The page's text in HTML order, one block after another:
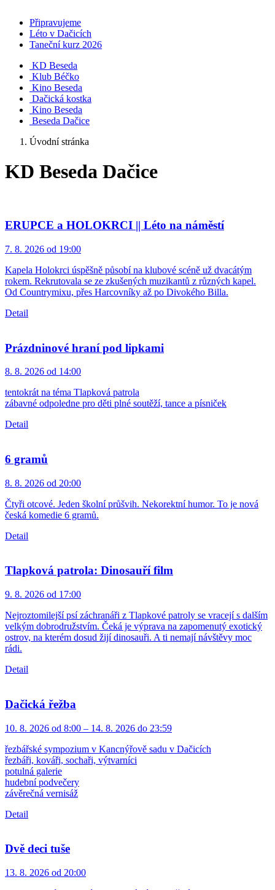
Připravujeme
Léto v Dačicích
Taneční kurz 2026
KD Beseda
Klub Béčko
Kino Beseda
Dačická kostka
Kino Beseda
Beseda Dačice
Úvodní stránka
KD Beseda Dačice
ERUPCE a HOLOKRCI || Léto na náměstí
7. 8. 2026 od 19:00
Kapela Holokrci úspěšně působí na klubové scéně už dvacátým
rokem. Rekrutovala se ze zkušených muzikantů z různých kapel.
Od Countrymixu, přes Harcovníky až po Divokého Billa.
Detail
Prázdninové hraní pod lipkami
8. 8. 2026 od 14:00
tentokrát na téma Tlapková patrola
zábavné odpoledne pro děti plné soutěží, tance a písniček
Detail
6 gramů
8. 8. 2026 od 20:00
Čtyři otcové. Jeden školní průšvih. Nekorektní humor. To je nová
česká komedie 6 gramů.
Detail
Tlapková patrola: Dinosauří film
9. 8. 2026 od 17:00
Nejroztomilejší psí záchranáři z Tlapkové patroly se vracejí s dalším
velkým dobrodružstvím. Čeká je výprava na zapomenutý exotický
ostrov, na kterém dosud žijí dinosauři. A ti nemají návštěvy moc
rádi.
Detail
Dačická řežba
10. 8. 2026 od 8:00 – 14. 8. 2026 do 23:59
řezbářské sympozium v Kancnýřově sadu v Dačicích
řezbáři, kováři, sochaři, výtvarníci
potulná galerie
hudební podvečery
závěrečná vernisáž
Detail
Dvě deci tuše
13. 8. 2026 od 20:00